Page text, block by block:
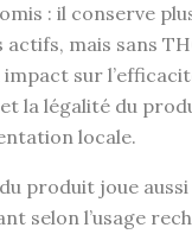
: il conserve
actifs, mais sans
impact sur
la légalité du
locale.
produit joue
selon l’usage